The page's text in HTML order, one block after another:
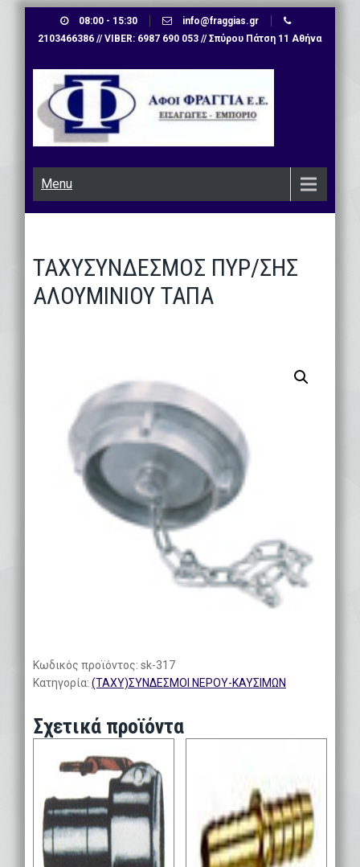
08:00 - 15:30
info@fraggias.gr
2103466386 // VIBER: 6987 690 053 // Σπύρου Πάτση 11 Αθήνα
Menu
ΤΑΧΥΣΥΝΔΕΣΜΟΣ ΠΥΡ/ΣΗΣ
ΑΛΟΥΜΙΝΙΟΥ ΤΑΠΑ
Κωδικός προϊόντος: sk-317
Κατηγορία: (ΤΑΧΥ)ΣΥΝΔΕΣΜΟΙ ΝΕΡΟΥ-ΚΑΥΣΙΜΩΝ
Σχετικά προϊόντα